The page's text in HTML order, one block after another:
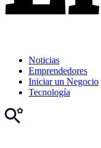
Noticias
Emprendedores
Iniciar un Negocio
Tecnología